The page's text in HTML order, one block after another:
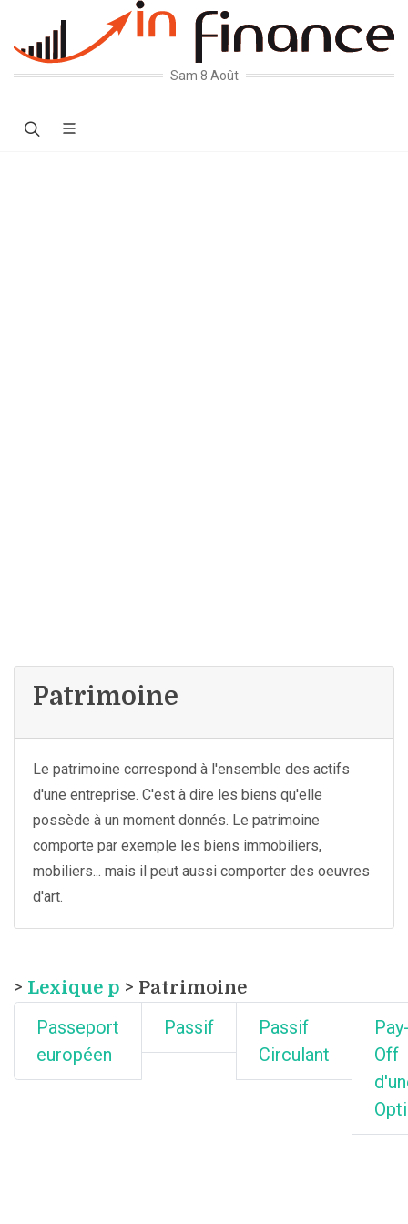
Sam 8 Août
Patrimoine
Le patrimoine correspond à l'ensemble des actifs
d'une entreprise. C'est à dire les biens qu'elle
possède à un moment donnés. Le patrimoine
comporte par exemple les biens immobiliers,
mobiliers... mais il peut aussi comporter des oeuvres
d'art.
> Lexique p > Patrimoine
Passeport
européen
Passif
Passif
Circulant
Off